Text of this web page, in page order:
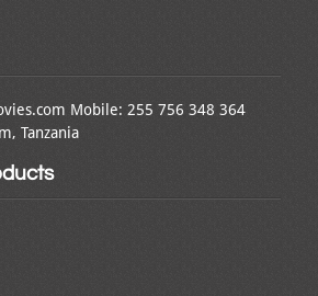
Mobile: 255 756 348 364
Tanzania